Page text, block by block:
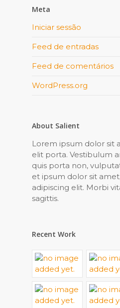
Meta
Iniciar sessão
Feed de entradas
Feed de comentários
WordPress.org
About Salient
Lorem ipsum dolor sit
elit porta. Vestibulum
quis porta non,
et ipsum dolor sit
adipiscing elit. Morbi
sagittis.
Recent Work